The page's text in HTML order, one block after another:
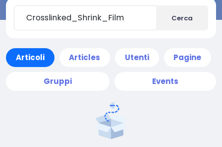
Cerca
Articoli Articles Utenti Pagine
Gruppi Events